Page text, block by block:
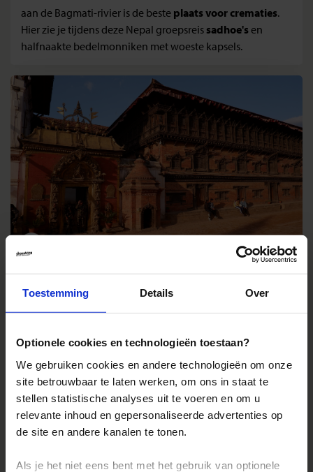
Toestemming Details Over
Optionele cookies en technologieën toestaan?
We gebruiken cookies en andere technologieën om onze
site betrouwbaar te laten werken, om ons in staat te
stellen statistische analyses uit te voeren en om u
relevante inhoud en gepersonaliseerde advertenties op
de site en andere kanalen te tonen.
Als je het niet eens bent met het gebruik van optionele
aan de Bagmati-rivier is de beste plaats voor crematies.
Hier zie je tijdens deze Nepal groepsreis sadhoe's en
halfnaakte bedelmonniken met woeste kapsels.
In middeleeuws Bhaktapur
staat de tijd stil. Geniet hier tijdens je Nepal rondreisvan
fraaie houten tempelsen smakelijke ‘dal bhat’ midden in